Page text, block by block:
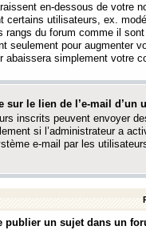
en-dessous de votre
certains utilisateurs, ex.
rangs du forum comme il
seulement pour augmenter
abaissera simplement votre
sur le lien de l’e-mail d’un
inscrits peuvent envoyer
si l’administrateur a
e-mail par les
publier un sujet dans un